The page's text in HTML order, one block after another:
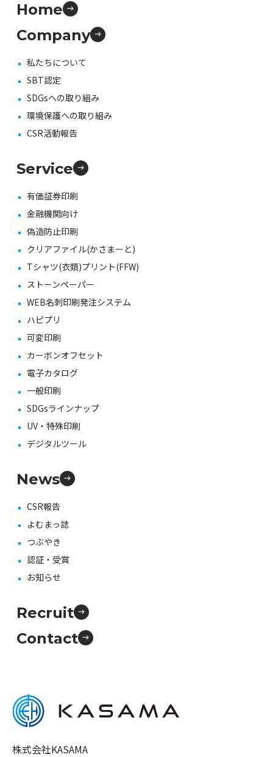
Home
Company
私たちについて
SBT認定
SDGsへの取り組み
環境保護への取り組み
CSR活動報告
Service
有価証券印刷
金融機関向け
偽造防止印刷
クリアファイル(かさまーと)
Tシャツ(衣類)プリント(FFW)
ストーンペーパー
WEB名刺印刷発注システム
ハピプリ
可変印刷
カーボンオフセット
電子カタログ
一般印刷
SDGsラインナップ
UV・特殊印刷
デジタルツール
News
CSR報告
よむまっ誌
つぶやき
認証・受賞
お知らせ
Recruit
Contact
株式会社KASAMA